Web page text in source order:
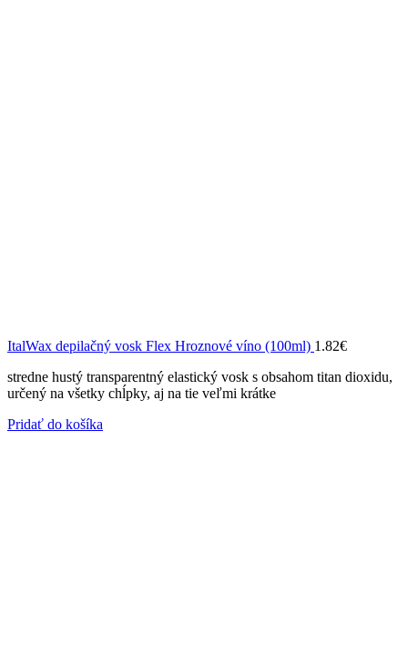
ItalWax depilačný vosk Flex Hroznové víno (100ml) 1.82€
stredne hustý transparentný elastický vosk s obsahom titan dioxidu,
určený na všetky chĺpky, aj na tie veľmi krátke
Pridať do košíka